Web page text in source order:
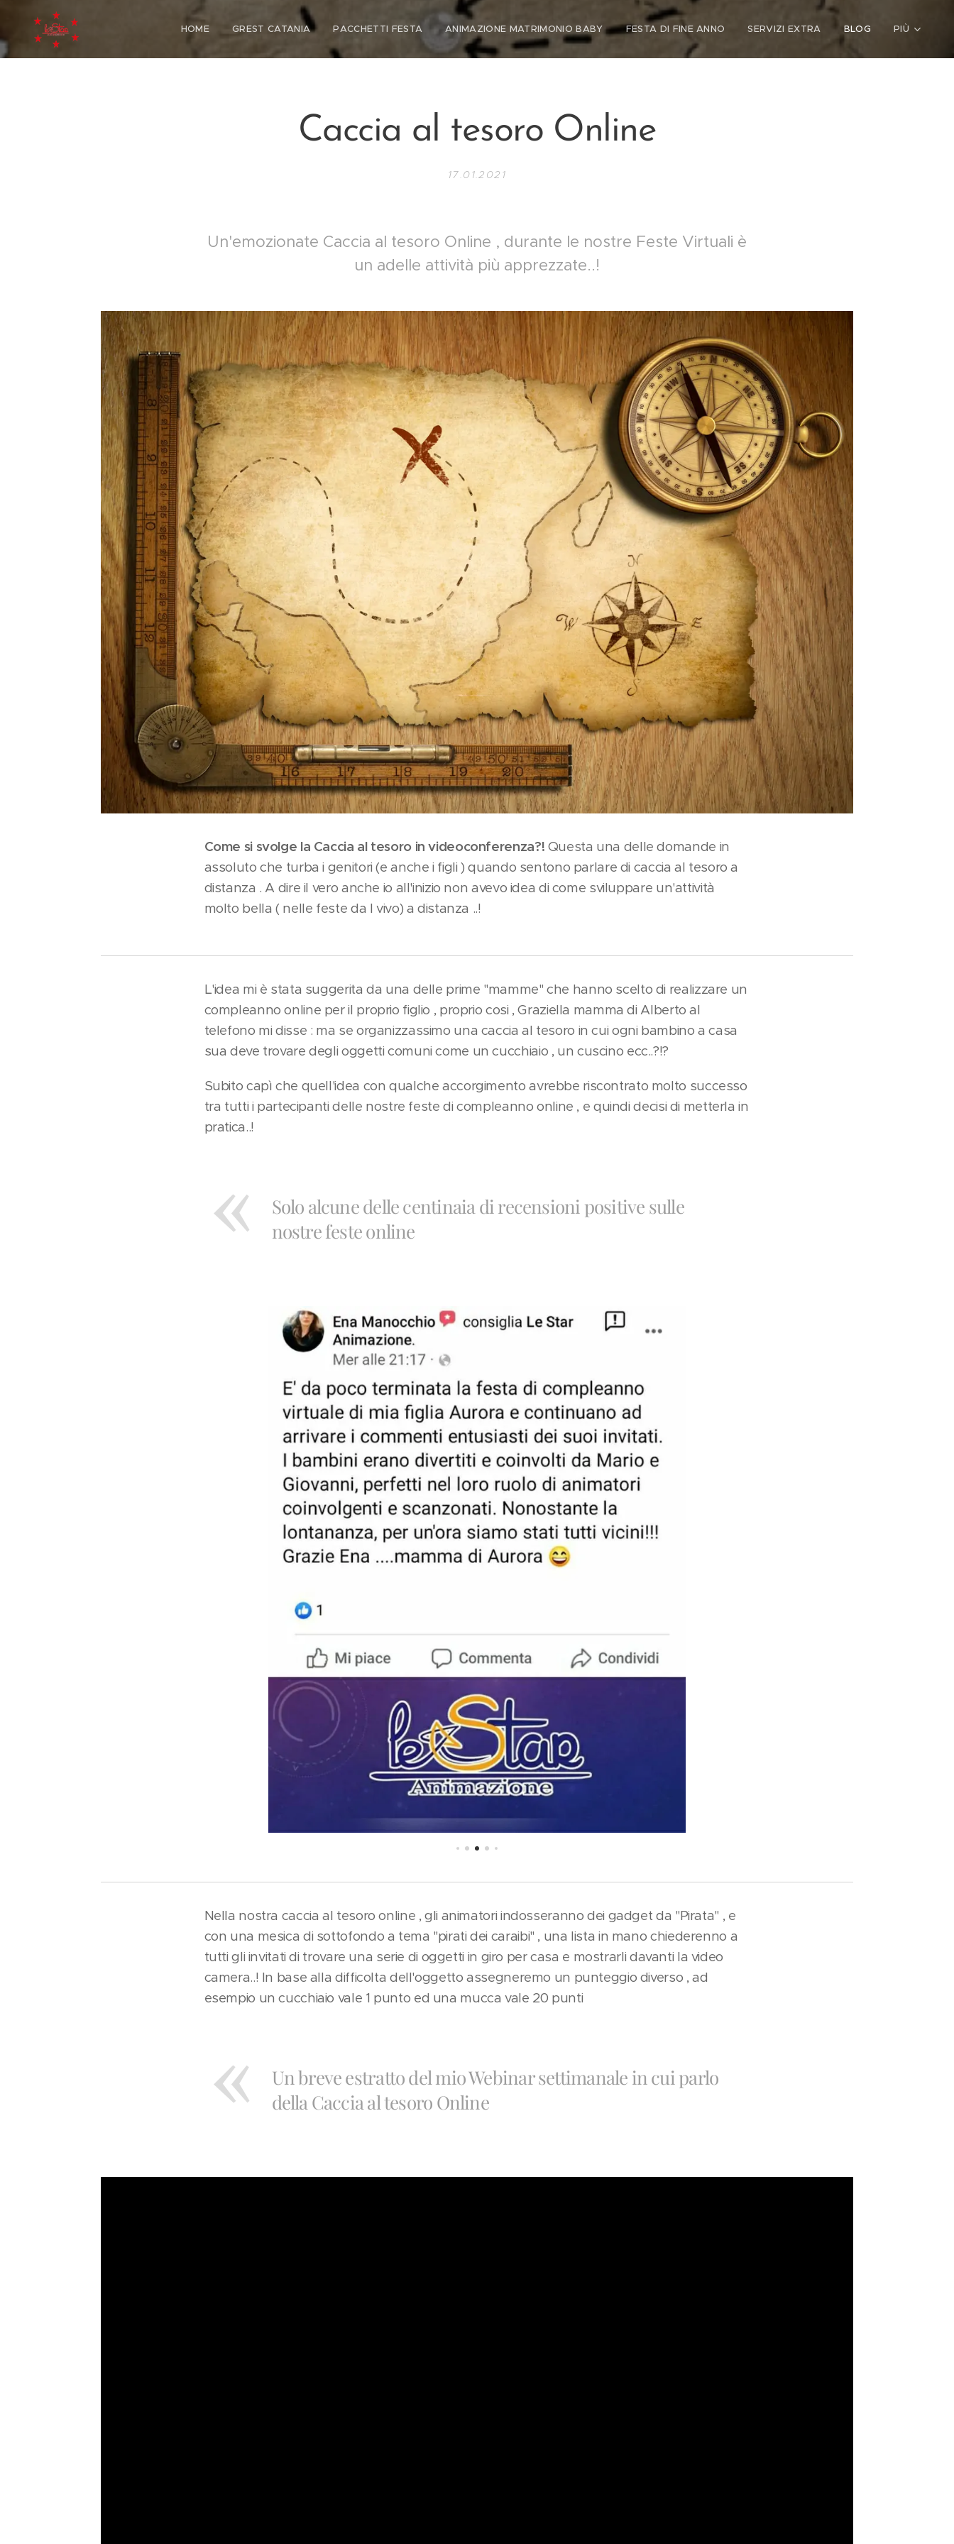
HOME GREST CATANIA PACCHETTI FESTA ANIMAZIONE MATRIMONIO BABY FESTA DI FINE ANNO SERVIZI EXTRA BLOG PIÙ
Caccia al tesoro Online
17.01.2021
Un'emozionate Caccia al tesoro Online , durante le nostre Feste Virtuali è
un adelle attività più apprezzate..!
Come si svolge la Caccia al tesoro in videoconferenza?! Questa una delle domande in
assoluto che turba i genitori (e anche i figli ) quando sentono parlare di caccia al tesoro a
distanza . A dire il vero anche io all'inizio non avevo idea di come sviluppare un'attività
molto bella ( nelle feste da l vivo) a distanza ..!
L'idea mi è stata suggerita da una delle prime "mamme" che hanno scelto di realizzare un
compleanno online per il proprio figlio , proprio cosi , Graziella mamma di Alberto al
telefono mi disse : ma se organizzassimo una caccia al tesoro in cui ogni bambino a casa
sua deve trovare degli oggetti comuni come un cucchiaio , un cuscino ecc..?!?
Subito capì che quell'idea con qualche accorgimento avrebbe riscontrato molto successo
tra tutti i partecipanti delle nostre feste di compleanno online , e quindi decisi di metterla in
pratica..!
Solo alcune delle centinaia di recensioni positive sulle
nostre feste online
Nella nostra caccia al tesoro online , gli animatori indosseranno dei gadget da "Pirata" , e
con una mesica di sottofondo a tema "pirati dei caraibi" , una lista in mano chiederenno a
tutti gli invitati di trovare una serie di oggetti in giro per casa e mostrarli davanti la video
camera..! In base alla difficolta dell'oggetto assegneremo un punteggio diverso , ad
esempio un cucchiaio vale 1 punto ed una mucca vale 20 punti 😁
Un breve estratto del mio Webinar settimanale in cui parlo
della Caccia al tesoro Online